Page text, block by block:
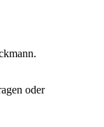
oder